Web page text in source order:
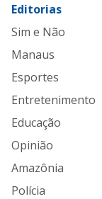
Editorias
Sim e Não
Manaus
Esportes
Entretenimento
Educação
Opinião
Amazônia
Polícia